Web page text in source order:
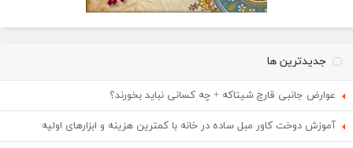
جدیدترین ها
عوارض جانبی قارچ شیتاکه + چه کسانی نباید بخورند؟
آموزش دوخت کاور مبل ساده در خانه با کمترین هزینه و ابزارهای اولیه